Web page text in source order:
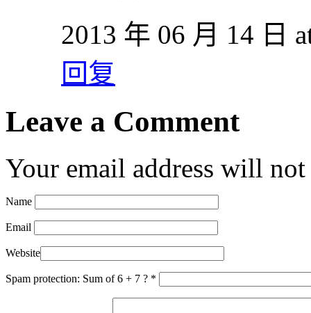
2013 年 06 月 14 日
回复
Leave a Comment
Your email address will
Name
Email
Website
Spam protection: Sum of 6 + 7 ? *